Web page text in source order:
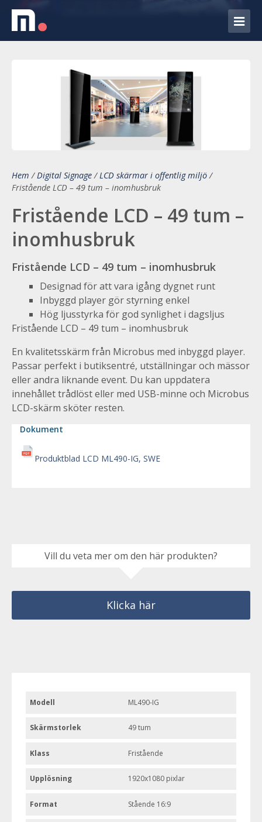
Hem /Digital Signage/LCD skärmar i offentlig miljö/
Fristående LCD – 49 tum – inomhusbruk
Fristående LCD – 49 tum –
inomhusbruk
Fristående LCD – 49 tum – inomhusbruk
Designad för att vara igång dygnet runt
Inbyggd player gör styrning enkel
Hög ljusstyrka för god synlighet i dagsljus
Fristående LCD – 49 tum – inomhusbruk
En kvalitetsskärm från Microbus med inbyggd player.
Passar perfekt i butiksentré, utställningar och mässor
eller andra liknande event. Du kan uppdatera
innehållet trådlöst eller med USB-minne och Microbus
LCD-skärm sköter resten.
Dokument
Produktblad LCD ML490-IG, SWE
Vill du veta mer om den här produkten?
Klicka här
Modell ML490-IG
Skärmstorlek 49 tum
Klass Fristående
Upplösning 1920x1080 pixlar
Format Stående 16:9